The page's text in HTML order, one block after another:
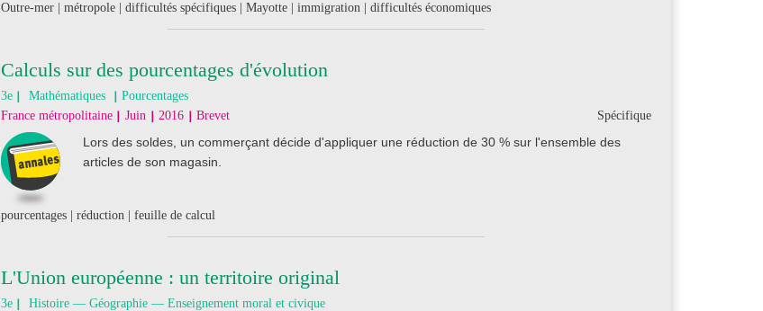
Outre-mer | métropole | difficultés spécifiques | Mayotte | immigration | difficultés économiques
Calculs sur des pourcentages d'évolution
3e Mathématiques
Pourcentages
Spécifique
France métropolitaine Juin 2016 Brevet
Lors des soldes, un commerçant décide d'appliquer une réduction de 30 % sur l'ensemble des
articles de son magasin.
pourcentages | réduction | feuille de calcul
L'Union européenne : un territoire original
3e
Histoire — Géographie — Enseignement moral et civique